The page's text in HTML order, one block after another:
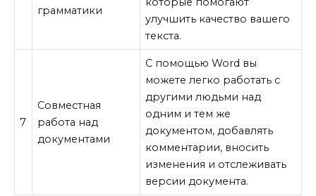
грамматики
улучшить качество вашего
текста.
7
Совместная
работа над
документами
С помощью Word вы
можете легко работать с
другими людьми над
одним и тем же
документом, добавлять
комментарии, вносить
изменения и отслеживать
версии документа.